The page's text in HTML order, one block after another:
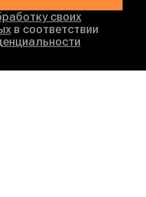
своих
в соответствии